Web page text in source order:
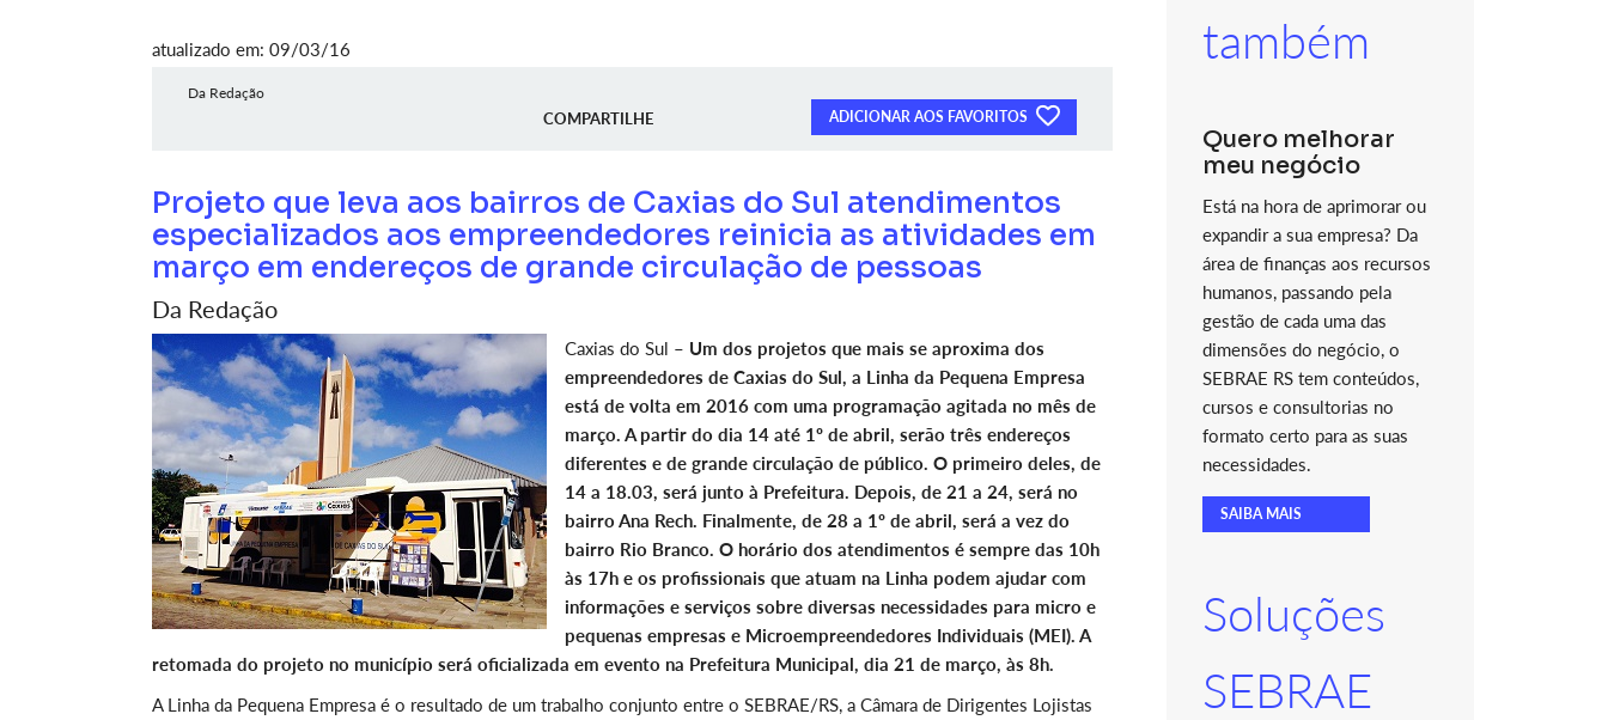
atualizado em: 09/03/16
Da Redação
COMPARTILHE ADICIONAR AOS FAVORITOS
Projeto que leva aos bairros de Caxias do Sul atendimentos
especializados aos empreendedores reinicia as atividades em
março em endereços de grande circulação de pessoas
Da Redação
Caxias do Sul – Um dos projetos que mais se aproxima dos
empreendedores de Caxias do Sul, a Linha da Pequena Empresa
está de volta em 2016 com uma programação agitada no mês de
março. A partir do dia 14 até 1º de abril, serão três endereços
diferentes e de grande circulação de público. O primeiro deles, de
14 a 18.03, será junto à Prefeitura. Depois, de 21 a 24, será no
bairro Ana Rech. Finalmente, de 28 a 1º de abril, será a vez do
bairro Rio Branco. O horário dos atendimentos é sempre das 10h
às 17h e os profissionais que atuam na Linha podem ajudar com
informações e serviços sobre diversas necessidades para micro e
pequenas empresas e Microempreendedores Individuais (MEI). A
retomada do projeto no município será oficializada em evento na Prefeitura Municipal, dia 21 de março, às 8h.
A Linha da Pequena Empresa é o resultado de um trabalho conjunto entre o SEBRAE/RS, a Câmara de Dirigentes Lojistas
também
Quero melhorar
meu negócio
Está na hora de aprimorar ou
expandir a sua empresa? Da
área de finanças aos recursos
humanos, passando pela
gestão de cada uma das
dimensões do negócio, o
SEBRAE RS tem conteúdos,
cursos e consultorias no
formato certo para as suas
necessidades.
SAIBA MAIS
Soluções
SEBRAE